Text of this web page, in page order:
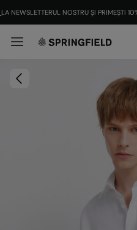
LA NEWSLETTERUL NOSTRU ȘI PRIMEȘTI